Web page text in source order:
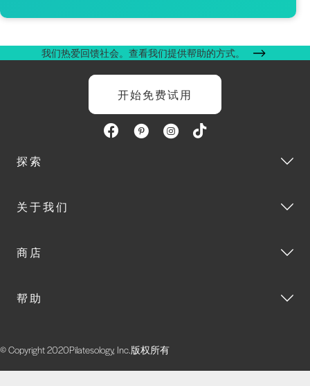
我们热爱回馈社会。查看我们提供帮助的方式。
开始免费试用
探索
关于我们
商店
帮助
© Copyright 2020Pilatesology, Inc.版权所有